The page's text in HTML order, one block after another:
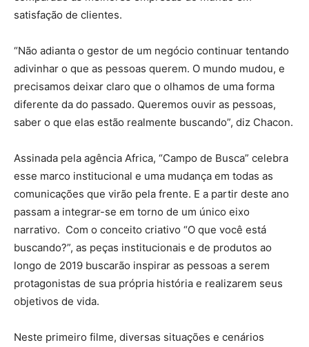
satisfação de clientes.
“Não adianta o gestor de um negócio continuar tentando
adivinhar o que as pessoas querem. O mundo mudou, e
precisamos deixar claro que o olhamos de uma forma
diferente da do passado. Queremos ouvir as pessoas,
saber o que elas estão realmente buscando”, diz Chacon.
Assinada pela agência Africa, “Campo de Busca” celebra
esse marco institucional e uma mudança em todas as
comunicações que virão pela frente. E a partir deste ano
passam a integrar-se em torno de um único eixo
narrativo. Com o conceito criativo “O que você está
buscando?”, as peças institucionais e de produtos ao
longo de 2019 buscarão inspirar as pessoas a serem
protagonistas de sua própria história e realizarem seus
objetivos de vida.
Neste primeiro filme, diversas situações e cenários